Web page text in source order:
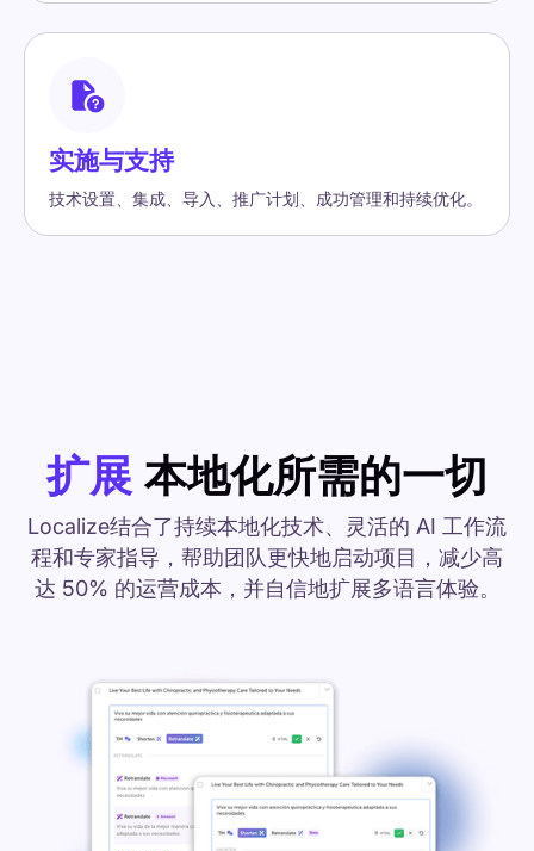
实施与支持
技术设置、集成、导入、推广计划、成功管理和持续优化。
扩展 本地化所需的一切
Localize结合了持续本地化技术、灵活的 AI 工作流
程和专家指导，帮助团队更快地启动项目，减少高
达 50% 的运营成本，并自信地扩展多语言体验。